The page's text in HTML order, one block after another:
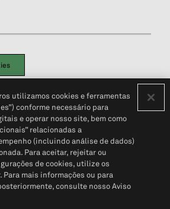
de privacidade do cliente (em inglês)
Pessoais© 2026 S&P Global
utilizamos cookies e ferramentas
conforme necessário para
e operar nosso site, bem como
relacionadas a
(incluindo análise de dados)
Para aceitar, rejeitar ou
de cookies, utilize os
Para mais informações ou para
consulte nosso Aviso